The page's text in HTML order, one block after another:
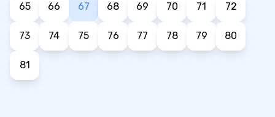
65 66 67 68 69 70 71 72
73 74 75 76 77 78 79 80
81